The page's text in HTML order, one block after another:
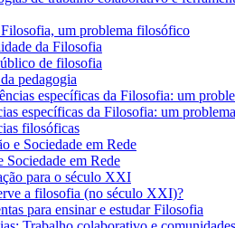
um problema filosófico
da Filosofia
de filosofia
pedagogia
específicas da Filosofia: um
específicas da Filosofia: um
filosóficas
e Sociedade em Rede
Sociedade em Rede
para o século XXI
a filosofia (no século XXI)?
para ensinar e estudar Filosofia